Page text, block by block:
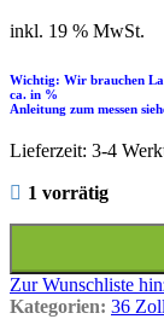
inkl. 19 % MwSt.
Wichtig: Wir brauchen
ca. in %
Anleitung zum messen
Lieferzeit: 3-4
1 vorrätig
Zur Wunschliste
Kategorien: 36 Zoll